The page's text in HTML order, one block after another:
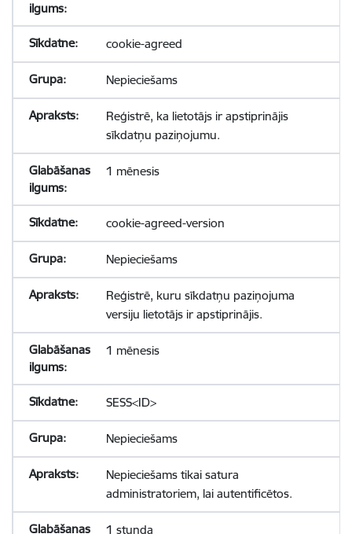
cookie-agreed
Nepieciešams
Reģistrē, ka lietotājs ir apstiprinājis
sīkdatņu paziņojumu.
1 mēnesis
cookie-agreed-version
Nepieciešams
Reģistrē, kuru sīkdatņu paziņojuma
versiju lietotājs ir apstiprinājis.
1 mēnesis
SESS<ID>
Nepieciešams
Nepieciešams tikai satura
administratoriem, lai autentificētos.
1 stunda